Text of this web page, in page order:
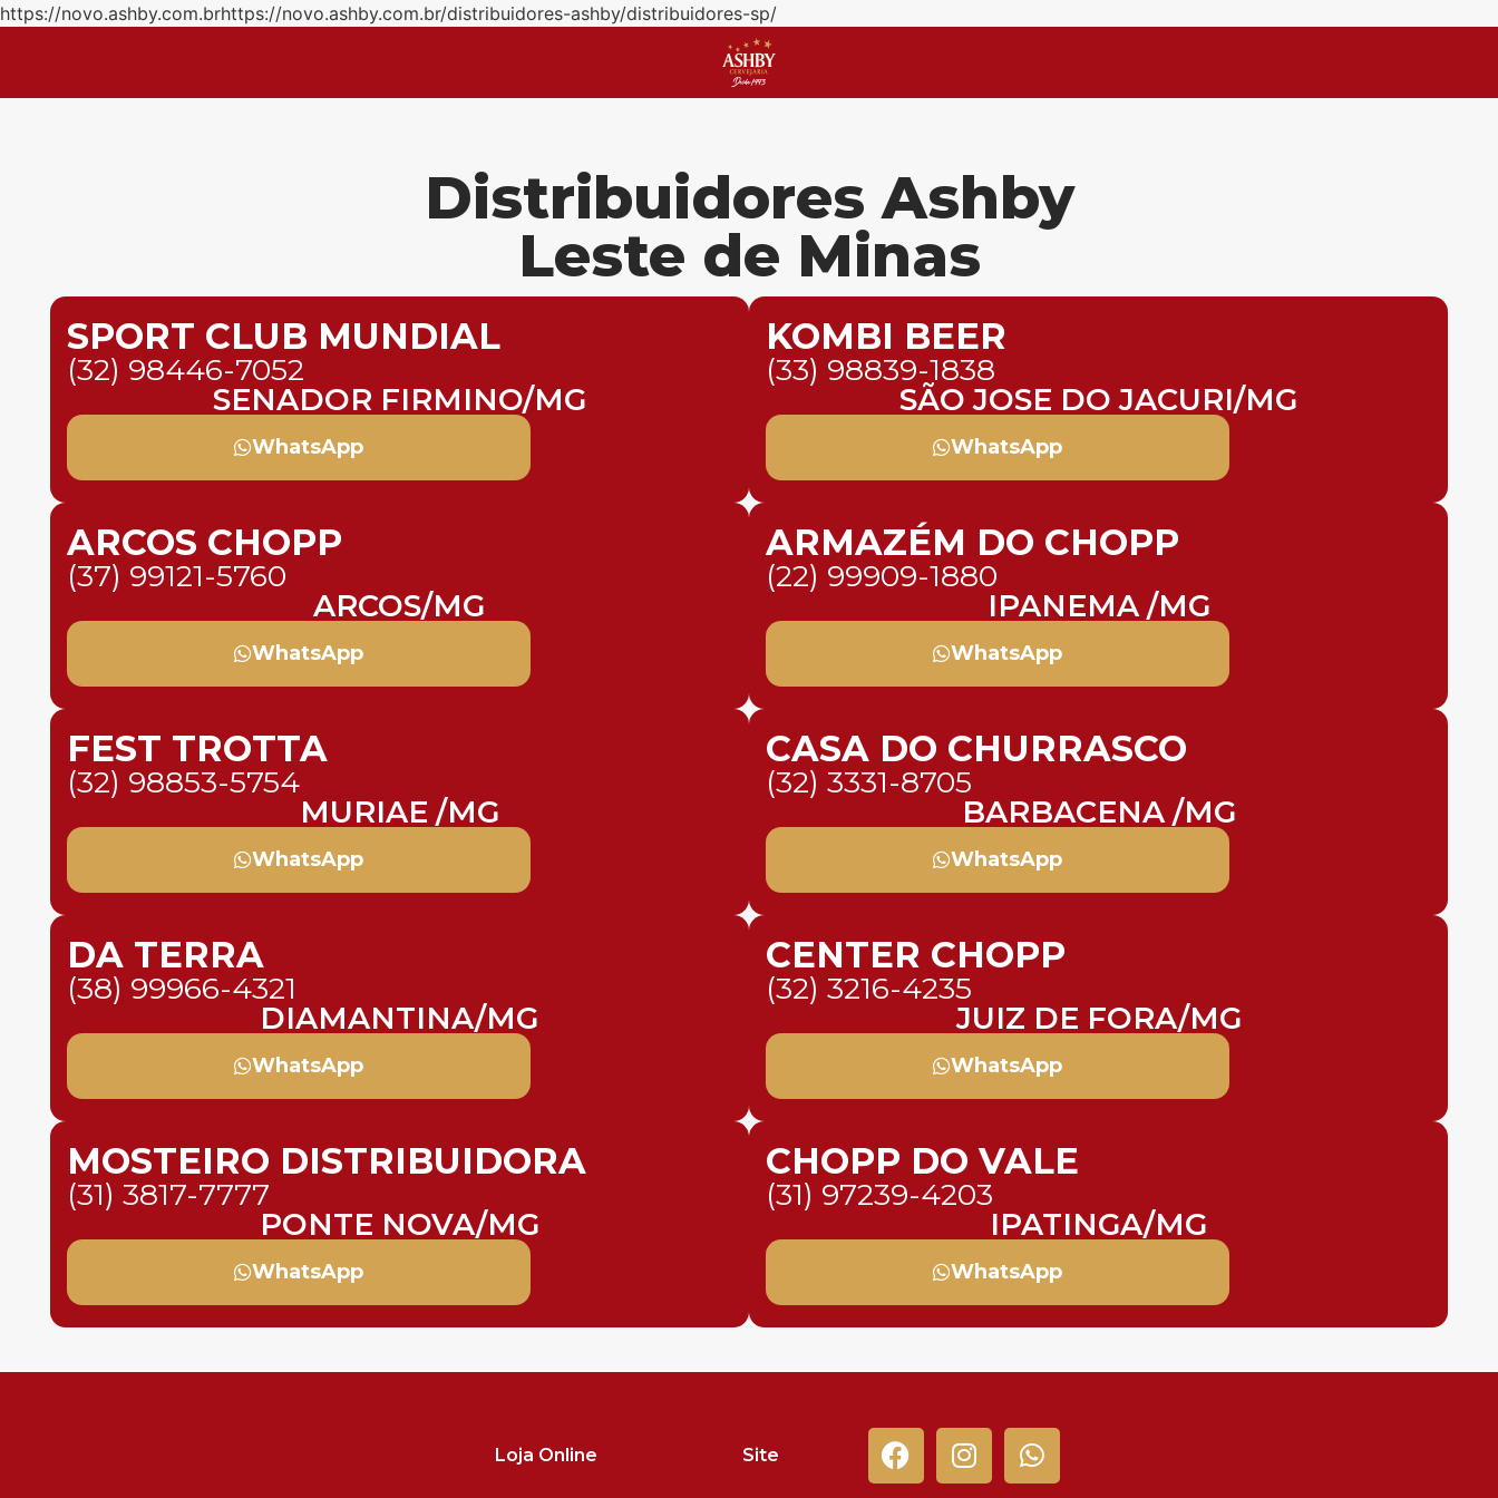
https://novo.ashby.com.brhttps://novo.ashby.com.br/distribuidores-ashby/distribuidores-sp/
Distribuidores Ashby
Leste de Minas
SPORT CLUB MUNDIAL
(32) 98446-7052
SENADOR FIRMINO/MG
WhatsApp
KOMBI BEER
(33) 98839-1838
SÃO JOSE DO JACURI/MG
WhatsApp
ARCOS CHOPP
(37) 99121-5760
ARCOS/MG
WhatsApp
ARMAZÉM DO CHOPP
(22) 99909-1880
IPANEMA /MG
WhatsApp
FEST TROTTA
(32) 98853-5754
MURIAE /MG
WhatsApp
CASA DO CHURRASCO
(32) 3331-8705
BARBACENA /MG
WhatsApp
DA TERRA
(38) 99966-4321
DIAMANTINA/MG
WhatsApp
CENTER CHOPP
(32) 3216-4235
JUIZ DE FORA/MG
WhatsApp
MOSTEIRO DISTRIBUIDORA
(31) 3817-7777
PONTE NOVA/MG
WhatsApp
CHOPP DO VALE
(31) 97239-4203
IPATINGA/MG
WhatsApp
Loja Online Site